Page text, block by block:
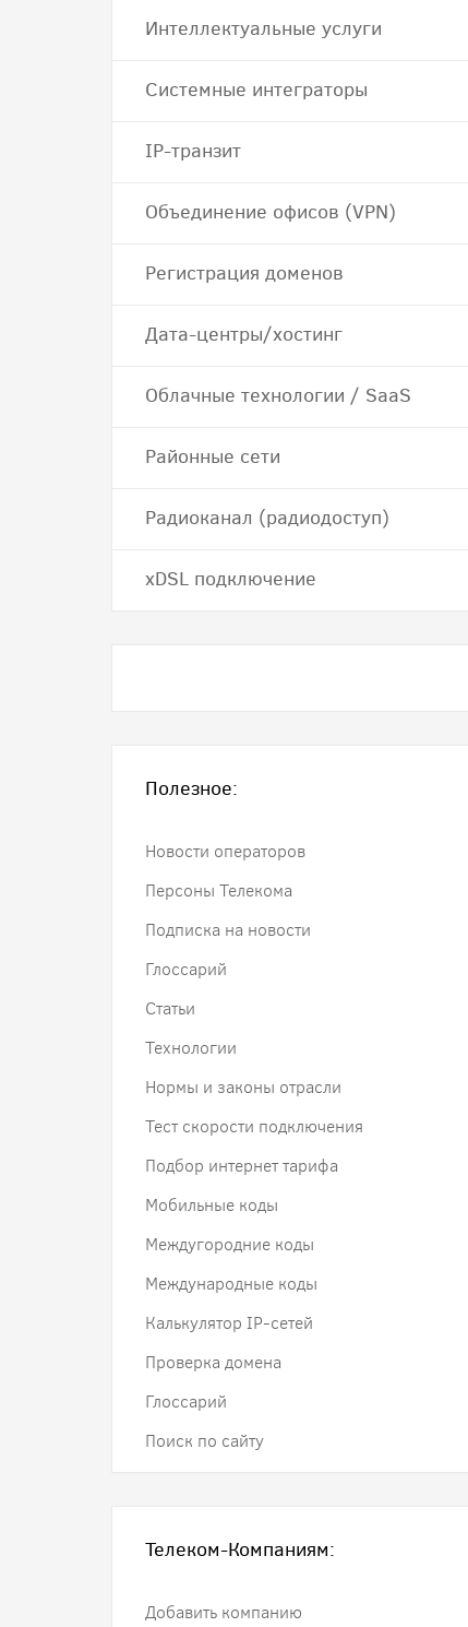
Интеллектуальные услуги
Системные интеграторы
IP-транзит
Объединение офисов (VPN)
Регистрация доменов
Дата-центры/хостинг
Облачные технологии / SaaS
Районные сети
Радиоканал (радиодоступ)
хDSL подключение
Полезное:
Новости операторов
Персоны Телекома
Подписка на новости
Глоссарий
Статьи
Технологии
Нормы и законы отрасли
Тест скорости подключения
Подбор интернет тарифа
Мобильные коды
Междугородние коды
Международные коды
Калькулятор IP-сетей
Проверка домена
Глоссарий
Поиск по сайту
Телеком-Компаниям:
Добавить компанию